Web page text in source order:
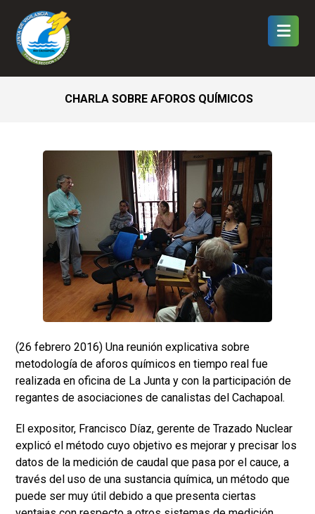
CHARLA SOBRE AFOROS QUÍMICOS
(26 febrero 2016) Una reunión explicativa sobre
metodología de aforos químicos en tiempo real fue
realizada en oficina de La Junta y con la participación de
regantes de asociaciones de canalistas del Cachapoal.
El expositor, Francisco Díaz, gerente de Trazado Nuclear
explicó el método cuyo objetivo es mejorar y precisar los
datos de la medición de caudal que pasa por el cauce, a
través del uso de una sustancia química, un método que
puede ser muy útil debido a que presenta ciertas